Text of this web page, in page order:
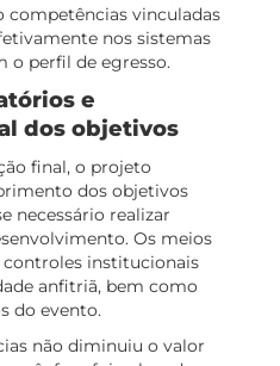
competências vinculadas
nos sistemas
o perfil de egresso.
e
dos objetivos
final, o projeto
dos objetivos
necessário realizar
Os meios
institucionais
anfitriã, bem como
do evento.
não diminuiu o valor